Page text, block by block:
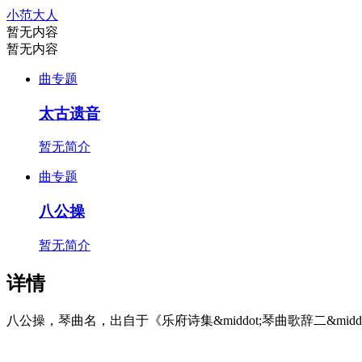
小范大人
暂无内容
暂无内容
曲专题
太古遗音
暂无简介
曲专题
八公操
暂无简介
详情
八公操，琴曲名，出自于《乐府诗集&middot;琴曲歌辞二